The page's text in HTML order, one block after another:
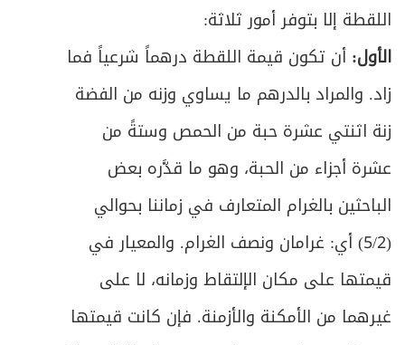
اللقطة إلا بتوفر أمور ثلاثة:
الأول: أن تكون قيمة اللقطة درهماً شرعياً فما
زاد. والمراد بالدرهم ما يساوي وزنه من الفضة
زنة اثنتي عشرة حبة من الحمص وستةً من
عشرة أجزاء من الحبة، وهو ما قدَّره بعض
الباحثين بالغرام المتعارف في زماننا بحوالي
(5/2) أي: غرامان ونصف الغرام. والمعيار في
قيمتها على مكان الإلتقاط وزمانه، لا على
غيرهما من الأمكنة والأزمنة. فإن كانت قيمتها